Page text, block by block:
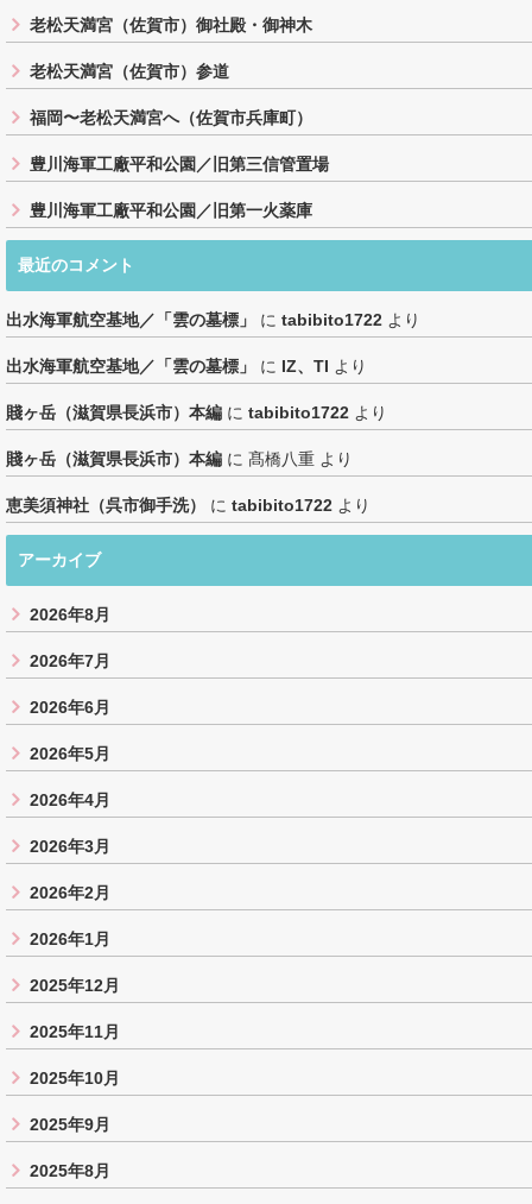
老松天満宮（佐賀市）御社殿・御神木
老松天満宮（佐賀市）参道
福岡〜老松天満宮へ（佐賀市兵庫町）
豊川海軍工廠平和公園／旧第三信管置場
豊川海軍工廠平和公園／旧第一火薬庫
最近のコメント
出水海軍航空基地／「雲の墓標」 に tabibito1722 より
出水海軍航空基地／「雲の墓標」 に IZ、TI より
賤ヶ岳（滋賀県長浜市）本編 に tabibito1722 より
賤ヶ岳（滋賀県長浜市）本編 に 髙橋八重 より
恵美須神社（呉市御手洗） に tabibito1722 より
アーカイブ
2026年8月
2026年7月
2026年6月
2026年5月
2026年4月
2026年3月
2026年2月
2026年1月
2025年12月
2025年11月
2025年10月
2025年9月
2025年8月